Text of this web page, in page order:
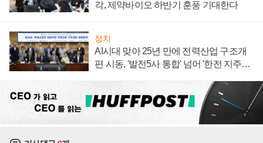
각, 제약바이오 하반기 훈풍 기대한다
정치
AI시대 맞아 25년 만에 전력산업 구조개
편 시동, '발전5사 통합' 넘어 '한전 지주사'